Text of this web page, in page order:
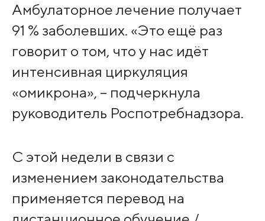
Амбулаторное лечение получает
91 % заболевших. «Это ещё раз
говорит о том, что у нас идёт
интенсивная циркуляция
«омикрона», – подчеркнула
руководитель Роспотребнадзора.
С этой недели в связи с
изменением законодательства
применяется перевод на